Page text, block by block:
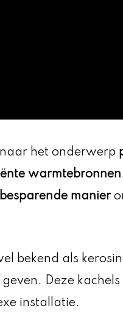
het onderwerp
warmtebronnen
manier
bekend als
Deze kachels
installatie.